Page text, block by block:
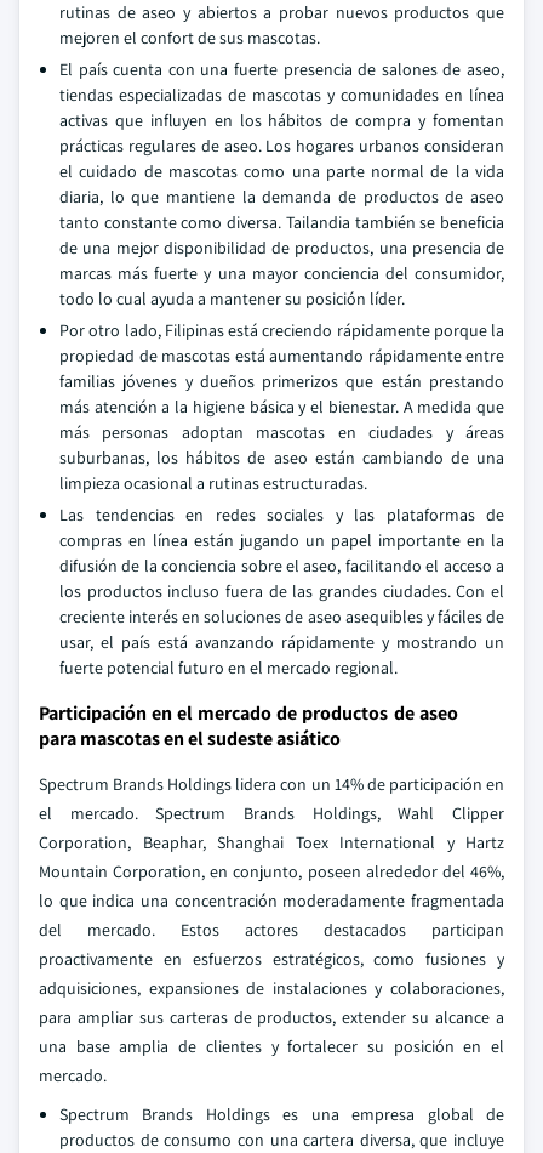
rutinas de aseo y abiertos a probar nuevos productos que
mejoren el confort de sus mascotas.
El país cuenta con una fuerte presencia de salones de aseo,
tiendas especializadas de mascotas y comunidades en línea
activas que influyen en los hábitos de compra y fomentan
prácticas regulares de aseo. Los hogares urbanos consideran
el cuidado de mascotas como una parte normal de la vida
diaria, lo que mantiene la demanda de productos de aseo
tanto constante como diversa. Tailandia también se beneficia
de una mejor disponibilidad de productos, una presencia de
marcas más fuerte y una mayor conciencia del consumidor,
todo lo cual ayuda a mantener su posición líder.
Por otro lado, Filipinas está creciendo rápidamente porque la
propiedad de mascotas está aumentando rápidamente entre
familias jóvenes y dueños primerizos que están prestando
más atención a la higiene básica y el bienestar. A medida que
más personas adoptan mascotas en ciudades y áreas
suburbanas, los hábitos de aseo están cambiando de una
limpieza ocasional a rutinas estructuradas.
Las tendencias en redes sociales y las plataformas de
compras en línea están jugando un papel importante en la
difusión de la conciencia sobre el aseo, facilitando el acceso a
los productos incluso fuera de las grandes ciudades. Con el
creciente interés en soluciones de aseo asequibles y fáciles de
usar, el país está avanzando rápidamente y mostrando un
fuerte potencial futuro en el mercado regional.
Participación en el mercado de productos de aseo
para mascotas en el sudeste asiático
Spectrum Brands Holdings lidera con un 14% de participación en
el mercado. Spectrum Brands Holdings, Wahl Clipper
Corporation, Beaphar, Shanghai Toex International y Hartz
Mountain Corporation, en conjunto, poseen alrededor del 46%,
lo que indica una concentración moderadamente fragmentada
del mercado. Estos actores destacados participan
proactivamente en esfuerzos estratégicos, como fusiones y
adquisiciones, expansiones de instalaciones y colaboraciones,
para ampliar sus carteras de productos, extender su alcance a
una base amplia de clientes y fortalecer su posición en el
mercado.
Spectrum Brands Holdings es una empresa global de
productos de consumo con una cartera diversa, que incluye